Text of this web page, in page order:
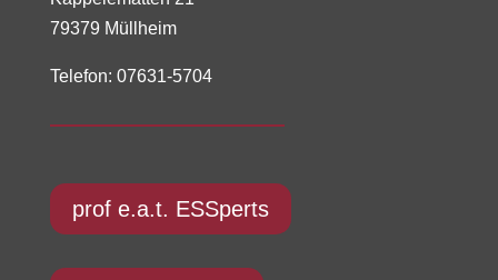
79379 Müllheim
Telefon: 07631-5704
prof e.a.t. ESSperts